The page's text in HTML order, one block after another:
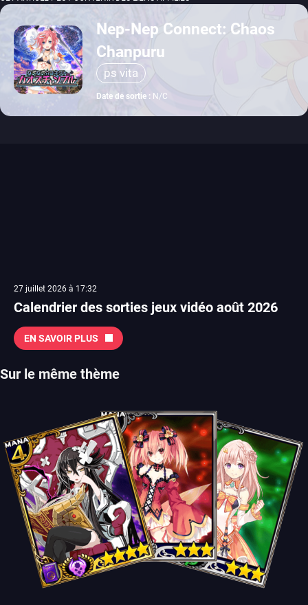
Nep-Nep Connect: Chaos
Chanpuru
ps vita
Date de sortie : N/C
27 juillet 2026 à 17:32
Calendrier des sorties jeux vidéo août 2026
EN SAVOIR PLUS
Sur le même thème